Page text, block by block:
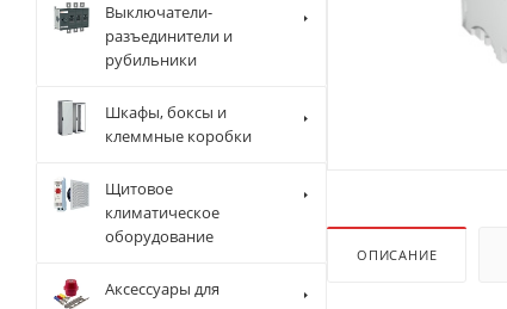
ОПИСАНИЕ
Выключатели-
разъединители и
рубильники
Шкафы, боксы и
клеммные коробки
Щитовое
климатическое
оборудование
Аксессуары для